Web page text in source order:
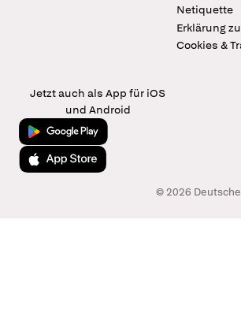
Netiquette
Erklärung
Cookies &
Jetzt auch als App für iOS
und Android
Jetzt bei Google Play
Laden im App Store
© 2026